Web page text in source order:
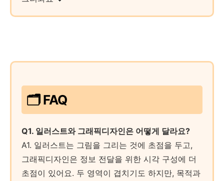
🗂️ FAQ
Q1. 일러스트와 그래픽디자인은 어떻게 달라요?
A1. 일러스트는 그림을 그리는 것에 초점을 두고,
그래픽디자인은 정보 전달을 위한 시각 구성에 더
초점이 있어요. 두 영역이 겹치기도 하지만, 목적과